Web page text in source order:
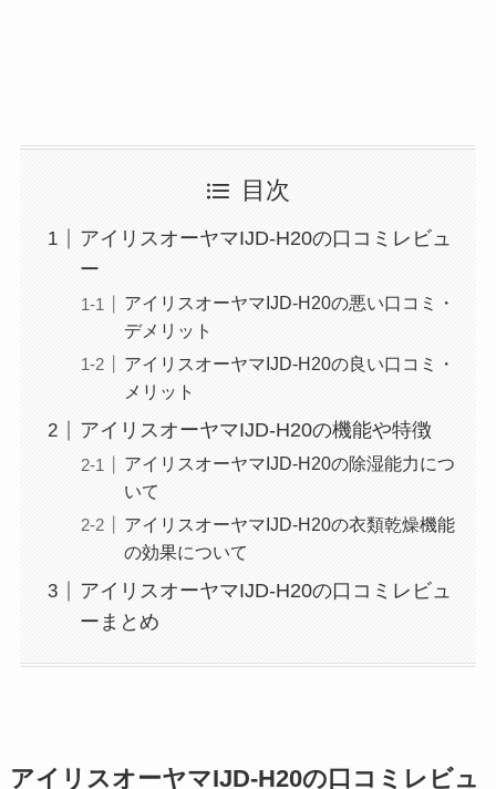
目次
アイリスオーヤマIJD-H20の口コミレビュ
ー
アイリスオーヤマIJD-H20の悪い口コミ・
デメリット
アイリスオーヤマIJD-H20の良い口コミ・
メリット
アイリスオーヤマIJD-H20の機能や特徴
アイリスオーヤマIJD-H20の除湿能力につ
いて
アイリスオーヤマIJD-H20の衣類乾燥機能
の効果について
アイリスオーヤマIJD-H20の口コミレビュ
ーまとめ
アイリスオーヤマIJD-H20の口コミレビュ